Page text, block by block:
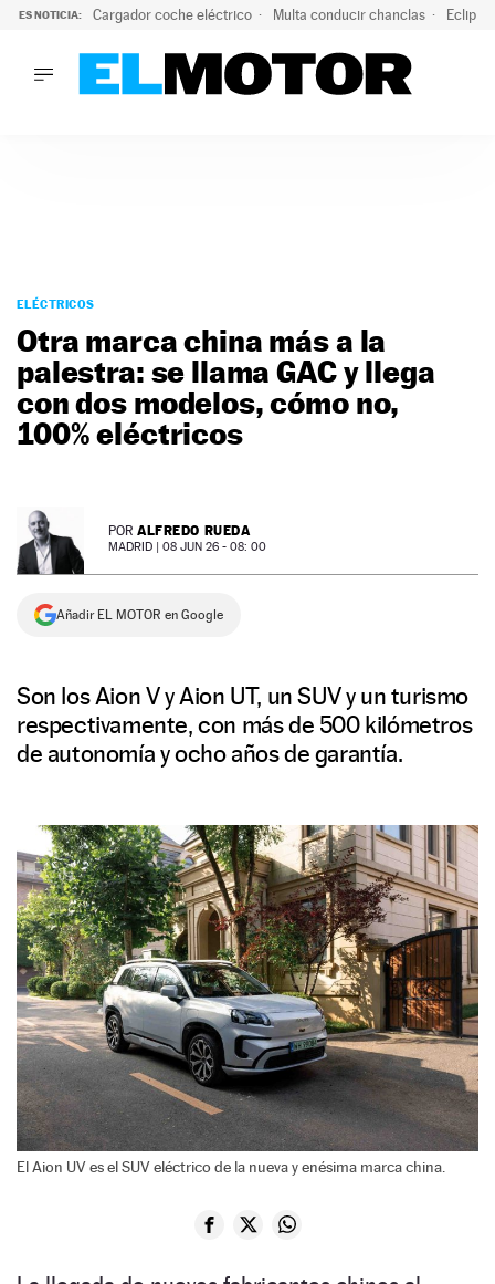
ES NOTICIA: Cargador coche eléctrico Multa conducir chanclas
PODCAST
MOTOS
TECNOLOGÍA
SUPERCOCHES
MOTORTV
NEWSLETTER
ELÉCTRICOS
Otra marca china más a la
palestra: se llama GAC y llega
con dos modelos, cómo no,
100% eléctricos
POR ALFREDO RUEDA
MADRID | 08 JUN 26 - 08: 00
Añadir EL MOTOR en Google
Son los Aion V y Aion UT, un SUV y un turismo
respectivamente, con más de 500 kilómetros
de autonomía y ocho años de garantía.
El Aion UV es el SUV eléctrico de la nueva y enésima marca china.